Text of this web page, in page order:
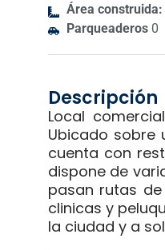
Área construida:
Parqueaderos 0
Descripción
Local
Ubicado sobre
cuenta con
dispone de
pasan rutas
clinicas y
la ciudad y a